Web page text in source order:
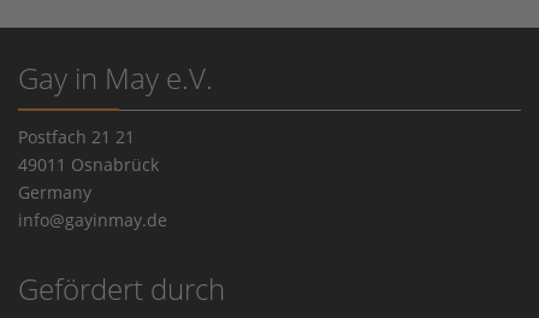
Gay in May e.V.
Postfach 21 21
49011 Osnabrück
Germany
info@gayinmay.de
Gefördert durch